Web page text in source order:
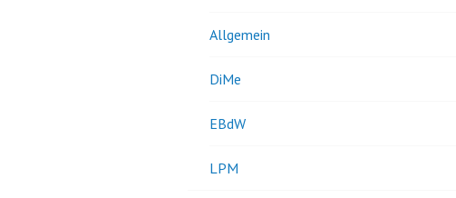
Allgemein
DiMe
EBdW
LPM